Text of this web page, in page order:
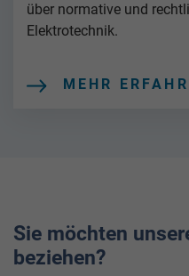
über normative und
Elektrotechnik.
MEHR
Sie möchten
beziehen?